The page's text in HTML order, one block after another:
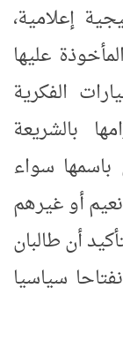
إعلامية،
عليها
الفكرية
بالشريعة
باسمها سواء
أو غيرهم
أن طالبان
سياسيا